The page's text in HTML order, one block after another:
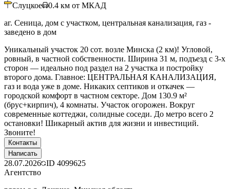
Слуцкое 0.4 км от МКАД
аг. Сеница, дом с участком, центральная канализация, газ -
заведено в дом
Уникальный участок 20 сот. возле Минска (2 км)! Угловой,
ровный, в частной собственности. Ширина 31 м, подъезд с 3-х
сторон — идеально под раздел на 2 участка и постройку
второго дома. Главное: ЦЕНТРАЛЬНАЯ КАНАЛИЗАЦИЯ,
газ и вода уже в доме. Никаких септиков и откачек —
городской комфорт в частном секторе. Дом 130.9 м²
(брус+кирпич), 4 комнаты. Участок огорожен. Вокруг
современные коттеджи, солидные соседи. До метро всего 2
остановки! Шикарный актив для жизни и инвестиций.
Звоните!
Контакты
Написать
28.07.2026 ID 4099625
Агентство